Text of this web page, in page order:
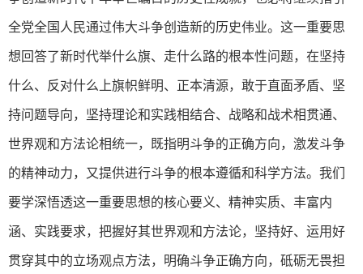
全党全国人民通过伟大斗争创造新的历史伟业。这一重要思
想回答了新时代举什么旗、走什么路的根本性问题，在坚持
什么、反对什么上旗帜鲜明、正本清源，敢于直面矛盾、坚
持问题导向，坚持理论和实践相结合、战略和战术相贯通、
世界观和方法论相统一，既指明斗争的正确方向，激发斗争
的精神动力，又提供进行斗争的根本遵循和科学方法。我们
要学深悟透这一重要思想的核心要义、精神实质、丰富内
涵、实践要求，把握好其世界观和方法论，坚持好、运用好
贯穿其中的立场观点方法，明确斗争正确方向，砥砺无畏担